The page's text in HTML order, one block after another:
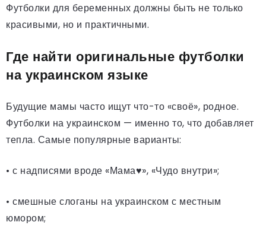
Футболки для беременных должны быть не только
красивыми, но и практичными.
Где найти оригинальные футболки
на украинском языке
Будущие мамы часто ищут что-то «своё», родное.
Футболки на украинском — именно то, что добавляет
тепла. Самые популярные варианты:
• с надписями вроде «Мама♥», «Чудо внутри»;
• смешные слоганы на украинском с местным
юмором;